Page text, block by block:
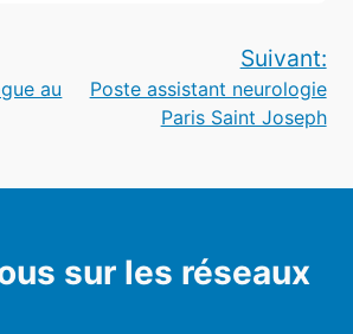
au
Suivant:
Poste assistant neurologie
Paris Saint Joseph
sur les réseaux